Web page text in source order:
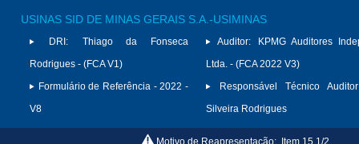
USINAS SID DE MINAS GERAIS S.A.-USIMINAS
DRI:
Thiago da Fonseca
Rodrigues - (FCA V1)
Formulário de Referência - 2022 -
V8
Auditor:
KPMG Auditores
Ltda. - (FCA 2022 V3)
Responsável Técnico
Silveira Rodrigues
Motivo de Reapresentação: Item 15.1/2